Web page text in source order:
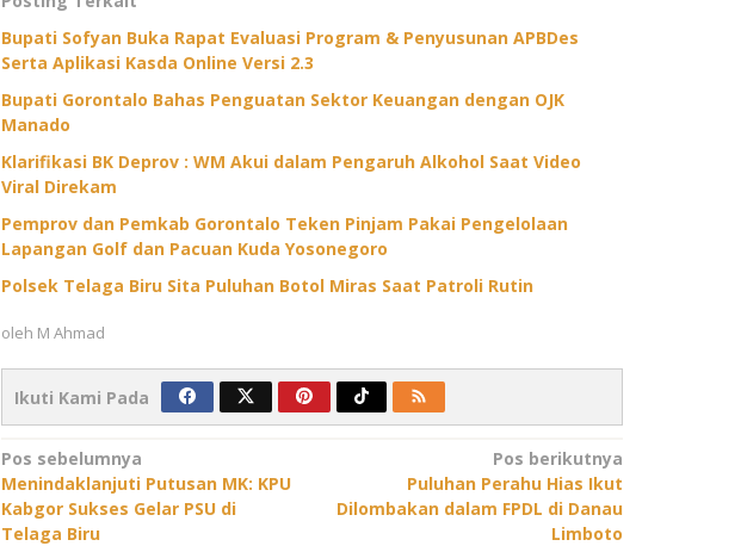
Bupati Sofyan Buka Rapat Evaluasi Program & Penyusunan APBDes
Serta Aplikasi Kasda Online Versi 2.3
Bupati Gorontalo Bahas Penguatan Sektor Keuangan dengan OJK
Manado
Klarifikasi BK Deprov : WM Akui dalam Pengaruh Alkohol Saat Video
Viral Direkam
Pemprov dan Pemkab Gorontalo Teken Pinjam Pakai Pengelolaan
Lapangan Golf dan Pacuan Kuda Yosonegoro
Polsek Telaga Biru Sita Puluhan Botol Miras Saat Patroli Rutin
oleh M Ahmad
Ikuti Kami Pada
Navigasi
pos
Pos sebelumnya
Menindaklanjuti Putusan MK: KPU
Kabgor Sukses Gelar PSU di
Telaga Biru
Pos berikutnya
Puluhan Perahu Hias Ikut
Dilombakan dalam FPDL di Danau
Limboto